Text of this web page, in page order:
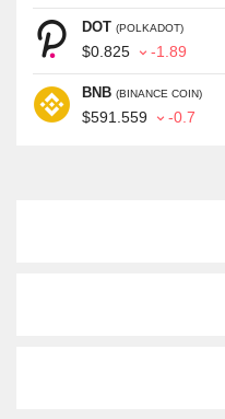
DOT (POLKADOT)
$0.825 -1.89
BNB (BINANCE COIN)
$591.559 -0.7